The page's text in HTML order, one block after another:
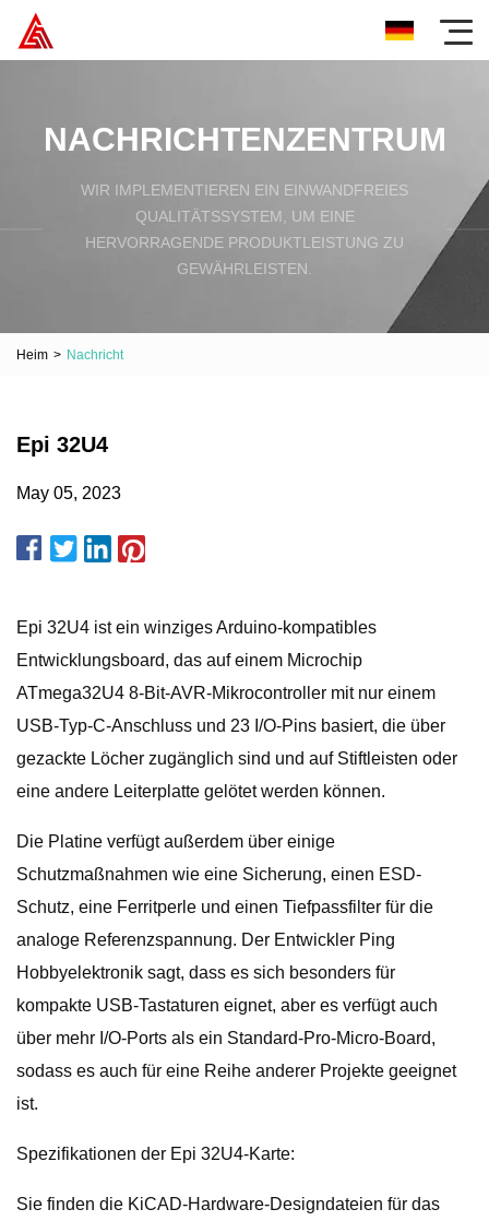
NACHRICHTENZENTRUM
WIR IMPLEMENTIEREN EIN EINWANDFREIES
QUALITÄTSSYSTEM, UM EINE
HERVORRAGENDE PRODUKTLEISTUNG ZU
GEWÄHRLEISTEN.
Heim > Nachricht
Epi 32U4
May 05, 2023
Epi 32U4 ist ein winziges Arduino-kompatibles
Entwicklungsboard, das auf einem Microchip
ATmega32U4 8-Bit-AVR-Mikrocontroller mit nur einem
USB-Typ-C-Anschluss und 23 I/O-Pins basiert, die über
gezackte Löcher zugänglich sind und auf Stiftleisten oder
eine andere Leiterplatte gelötet werden können.
Die Platine verfügt außerdem über einige
Schutzmaßnahmen wie eine Sicherung, einen ESD-
Schutz, eine Ferritperle und einen Tiefpassfilter für die
analoge Referenzspannung. Der Entwickler Ping
Hobbyelektronik sagt, dass es sich besonders für
kompakte USB-Tastaturen eignet, aber es verfügt auch
über mehr I/O-Ports als ein Standard-Pro-Micro-Board,
sodass es auch für eine Reihe anderer Projekte geeignet
ist.
Spezifikationen der Epi 32U4-Karte:
Sie finden die KiCAD-Hardware-Designdateien für das